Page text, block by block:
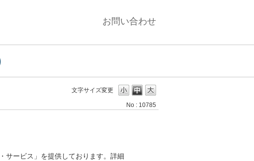
お問い合わせ
文字サイズ変更
No : 10785
サービス」を提供しております。詳細